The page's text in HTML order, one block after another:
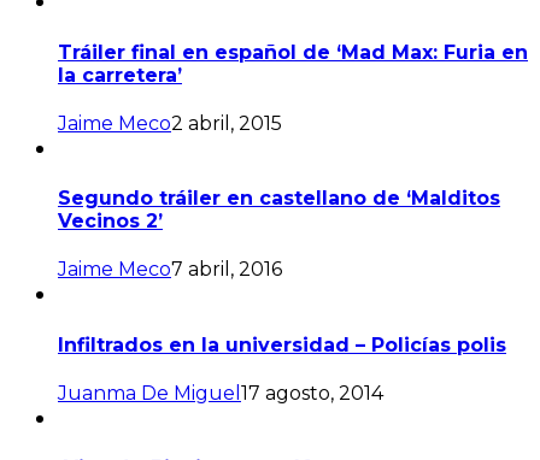
Tráiler final en español de ‘Mad Max: Furia en
la carretera’
Jaime Meco2 abril, 2015
Segundo tráiler en castellano de ‘Malditos
Vecinos 2’
Jaime Meco7 abril, 2016
Infiltrados en la universidad – Policías polis
Juanma De Miguel 17 agosto, 2014